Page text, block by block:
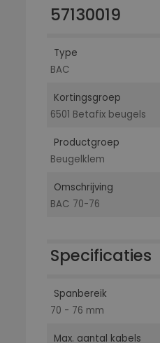
57130019
Type
BAC
Kortingsgroep
6501 Betafix beugels
Productgroep
Beugelklem
Omschrijving
BAC 70-76
Specificaties
Spanbereik
70 - 76 mm
Max. aantal kabels